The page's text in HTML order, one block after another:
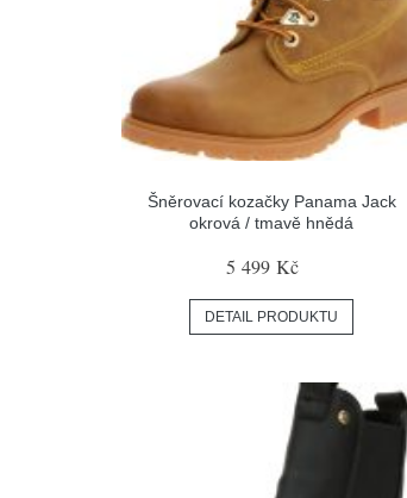
Šněrovací kozačky Panama Jack
okrová / tmavě hnědá
5 499 Kč
DETAIL PRODUKTU